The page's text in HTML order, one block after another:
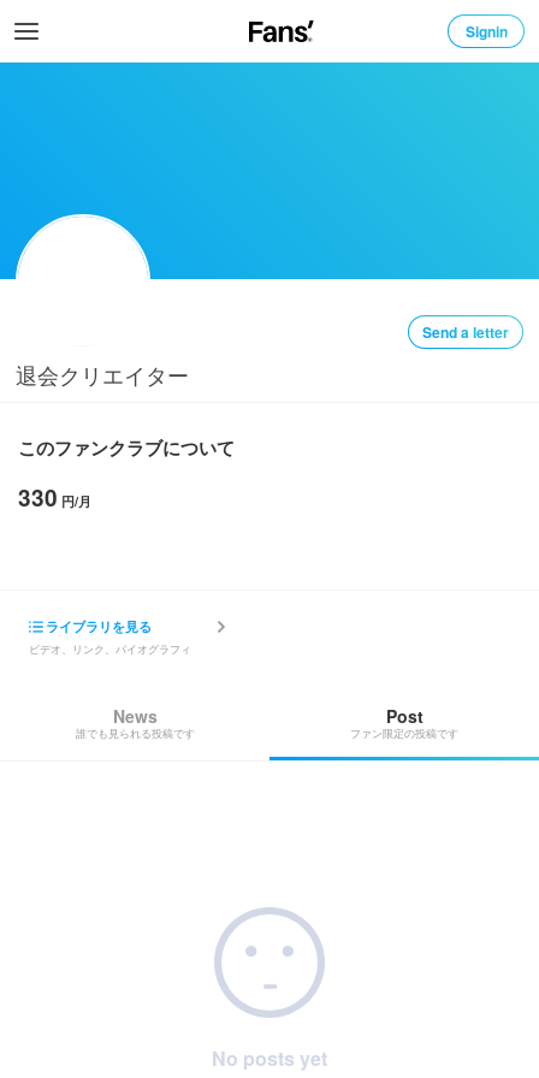
Signin
Send a letter
退会クリエイター
このファンクラブについて
330 円/月
ライブラリを見る
ビデオ、リンク、バイオグラフィ
News
誰でも見られる投稿です
Post
ファン限定の投稿です
No posts yet